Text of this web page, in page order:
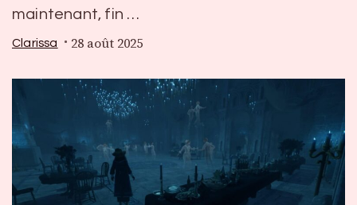
maintenant, fin …
Clarissa 28 août 2025